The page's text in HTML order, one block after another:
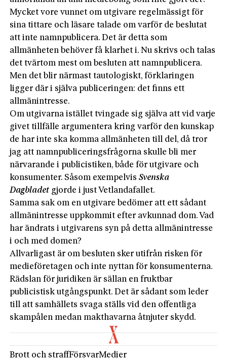
Mycket vore vunnet om utgivare regelmässigt för
sina tittare och läsare talade om varför de beslutat
att inte namnpublicera. Det är detta som
allmänheten behöver få klarhet i. Nu skrivs och talas
det tvärtom mest om besluten att namnpublicera.
Men det blir närmast tautologiskt, förklaringen
ligger där i själva publiceringen: det finns ett
allmänintresse.
Om utgivarna istället tvingade sig själva att vid varje
givet tillfälle argumentera kring varför den kunskap
de har inte ska komma allmänheten till del, då tror
jag att namnpubliceringsfrågorna skulle bli mer
närvarande i publicistiken, både för utgivare och
konsumenter. Såsom exempelvisSvenska
Dagbladet gjorde i just Vetlandafallet.
Samma sak om en utgivare bedömer att ett sådant
allmänintresse uppkommit efter avkunnad dom. Vad
har ändrats i utgivarens syn på detta allmänintresse
i och med domen?
Allvarligast är om besluten sker utifrån risken för
medieföretagen och inte nyttan för konsumenterna.
Rädslan för juridiken är sällan en fruktbar
publicistisk utgångspunkt. Det är sådant som leder
till att samhällets svaga ställs vid den offentliga
skampålen medan makthavarna åtnjuter skydd.
Brott och straffFörsvarMedier